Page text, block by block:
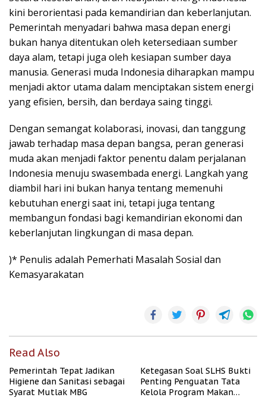
kini berorientasi pada kemandirian dan keberlanjutan.
Pemerintah menyadari bahwa masa depan energi
bukan hanya ditentukan oleh ketersediaan sumber
daya alam, tetapi juga oleh kesiapan sumber daya
manusia. Generasi muda Indonesia diharapkan mampu
menjadi aktor utama dalam menciptakan sistem energi
yang efisien, bersih, dan berdaya saing tinggi.
Dengan semangat kolaborasi, inovasi, dan tanggung
jawab terhadap masa depan bangsa, peran generasi
muda akan menjadi faktor penentu dalam perjalanan
Indonesia menuju swasembada energi. Langkah yang
diambil hari ini bukan hanya tentang memenuhi
kebutuhan energi saat ini, tetapi juga tentang
membangun fondasi bagi kemandirian ekonomi dan
keberlanjutan lingkungan di masa depan.
)* Penulis adalah Pemerhati Masalah Sosial dan
Kemasyarakatan
Read Also
Pemerintah Tepat Jadikan
Higiene dan Sanitasi sebagai
Syarat Mutlak MBG
Ketegasan Soal SLHS Bukti
Penting Penguatan Tata
Kelola Program Makan